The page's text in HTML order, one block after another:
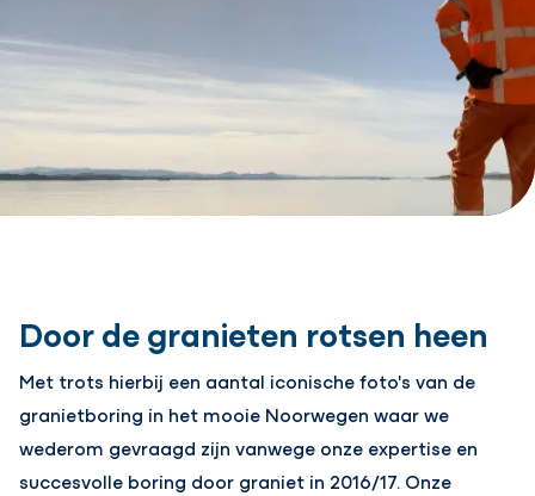
Door de granieten rotsen heen
Met trots hierbij een aantal iconische foto's van de
granietboring in het mooie Noorwegen waar we
wederom gevraagd zijn vanwege onze expertise en
succesvolle boring door graniet in 2016/17. Onze